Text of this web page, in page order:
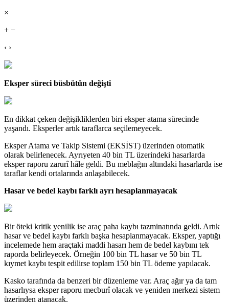
×
+ −
‹ ›
Eksper süreci büsbütün değişti
En dikkat çeken değişikliklerden biri eksper atama sürecinde
yaşandı. Eksperler artık taraflarca seçilemeyecek.
Eksper Atama ve Takip Sistemi (EKSİST) üzerinden otomatik
olarak belirlenecek. Ayrıyeten 40 bin TL üzerindeki hasarlarda
eksper raporu zarurî hâle geldi. Bu meblağın altındaki hasarlarda ise
taraflar kendi ortalarında anlaşabilecek.
Hasar ve bedel kaybı farklı ayrı hesaplanmayacak
Bir öteki kritik yenilik ise araç paha kaybı tazminatında geldi. Artık
hasar ve bedel kaybı farklı başka hesaplanmayacak. Eksper, yaptığı
incelemede hem araçtaki maddi hasarı hem de bedel kaybını tek
raporda belirleyecek. Örneğin 100 bin TL hasar ve 50 bin TL
kıymet kaybı tespit edilirse toplam 150 bin TL ödeme yapılacak.
Kasko tarafında da benzeri bir düzenleme var. Araç ağır ya da tam
hasarlıysa eksper raporu mecburî olacak ve yeniden merkezi sistem
üzerinden atanacak.